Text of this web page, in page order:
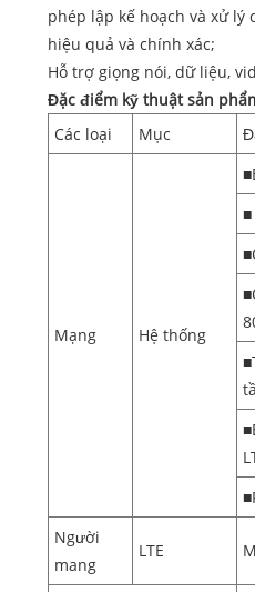
phép lập kế hoạch và xử lý
hiệu quả và chính xác;
Hỗ trợ giọng nói, dữ liệu,
Đặc điểm kỹ thuật sản
Các loại
Mục
Mạng Hệ thống
Người
mang
LTE